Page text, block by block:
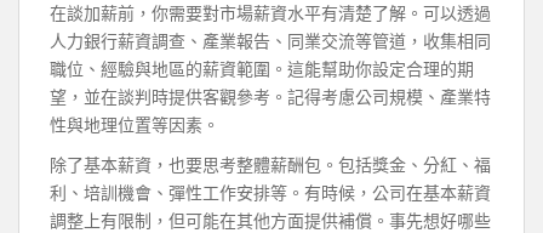
在談加薪前，你需要對市場薪資水平有清楚了解。可以透過
人力銀行薪資調查、產業報告、同業交流等管道，收集相同
職位、經驗與地區的薪資範圍。這能幫助你設定合理的期
望，並在談判時提供客觀參考。記得考慮公司規模、產業特
性與地理位置等因素。
除了基本薪資，也要思考整體薪酬包。包括獎金、分紅、福
利、培訓機會、彈性工作安排等。有時候，公司在基本薪資
調整上有限制，但可能在其他方面提供補償。事先想好哪些